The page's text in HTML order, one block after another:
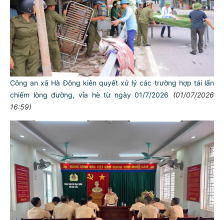
Công an xã Hà Đông kiên quyết xử lý các trường hợp tái lấn
chiếm lòng đường, vỉa hè từ ngày 01/7/2026
(01/07/2026
16:59)